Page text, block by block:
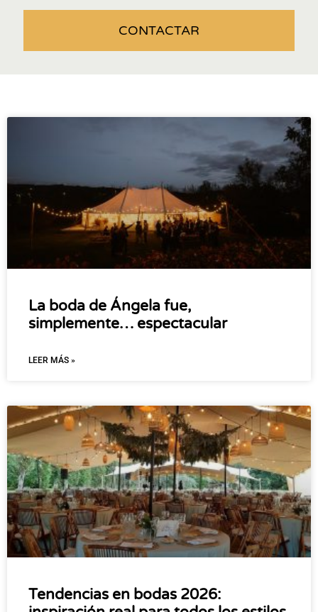
CONTACTAR
La boda de Ángela fue,
simplemente… espectacular
LEER MÁS »
Tendencias en bodas 2026: